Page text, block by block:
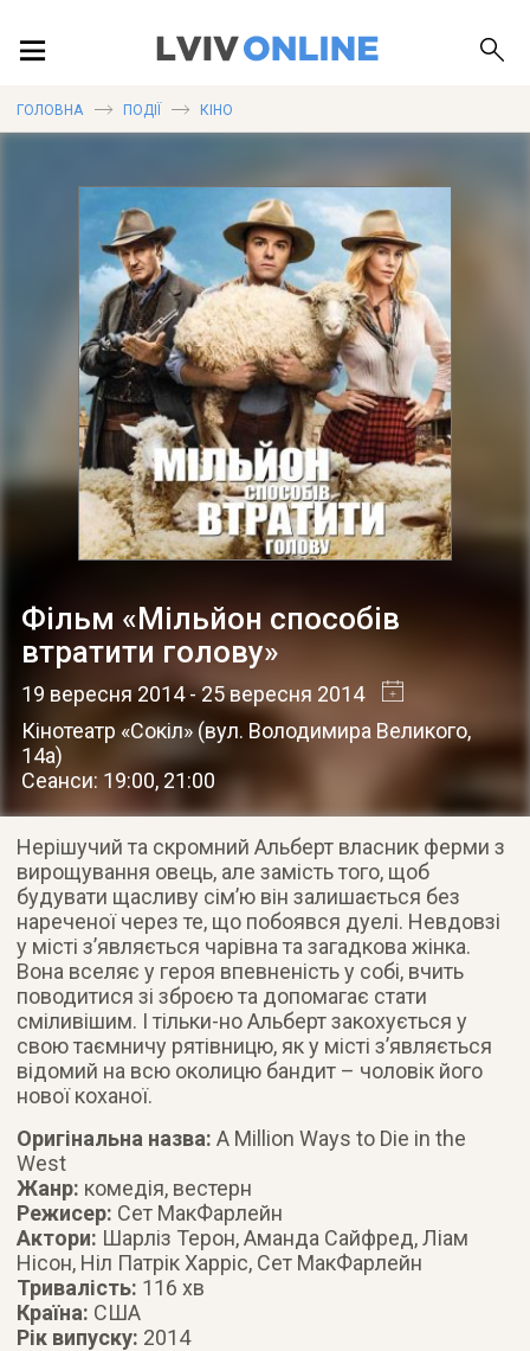
ПУБЛІКАЦІЇ
ДОВІДКА
ГОЛОВНА ПОДІЇ КІНО
Фільм «Мільйон способів
втратити голову»
19 вересня 2014- 25 вересня 2014
Кінотеатр «Сокіл»(вул. Володимира Великого,
14а)
Сеанси: 19:00, 21:00
Нерішучий та скромний Альберт власник ферми з
вирощування овець, але замість того, щоб
будувати щасливу сім’ю він залишається без
нареченої через те, що побоявся дуелі. Невдовзі
у місті з’являється чарівна та загадкова жінка.
Вона вселяє у героя впевненість у собі, вчить
поводитися зі зброєю та допомагає стати
сміливішим. І тільки-но Альберт закохується у
свою таємничу рятівницю, як у місті з’являється
відомий на всю околицю бандит – чоловік його
нової коханої.
Оригінальна назва:A Million Ways to Die in the
West
Жанр: комедія, вестерн
Режисер: Сет МакФарлейн
Актори: Шарліз Терон, Аманда Сайфред, Ліам
Нісон, Ніл Патрік Харріс, Сет МакФарлейн
Тривалість: 116 хв
Країна: США
Рік випуску: 2014